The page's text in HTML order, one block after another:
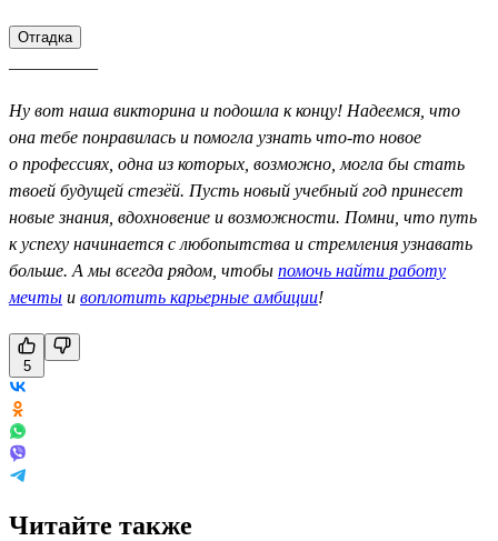
Отгадка
Ну вот наша викторина и подошла к концу! Надеемся, что
она тебе понравилась и помогла узнать что-то новое
о профессиях, одна из которых, возможно, могла бы стать
твоей будущей стезёй. Пусть новый учебный год принесет
новые знания, вдохновение и возможности. Помни, что путь
к успеху начинается с любопытства и стремления узнавать
больше. А мы всегда рядом, чтобы помочь найти работу
мечты и воплотить карьерные амбиции!
5
Читайте также